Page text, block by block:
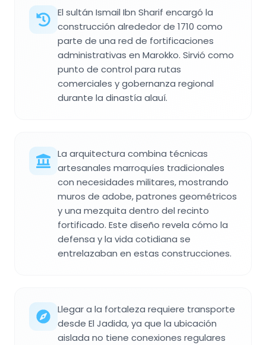
El sultán Ismail Ibn Sharif encargó la
construcción alrededor de 1710 como
parte de una red de fortificaciones
administrativas en Marokko. Sirvió como
punto de control para rutas
comerciales y gobernanza regional
durante la dinastía alauí.
La arquitectura combina técnicas
artesanales marroquíes tradicionales
con necesidades militares, mostrando
muros de adobe, patrones geométricos
y una mezquita dentro del recinto
fortificado. Este diseño revela cómo la
defensa y la vida cotidiana se
entrelazaban en estas construcciones.
Llegar a la fortaleza requiere transporte
desde El Jadida, ya que la ubicación
aislada no tiene conexiones regulares